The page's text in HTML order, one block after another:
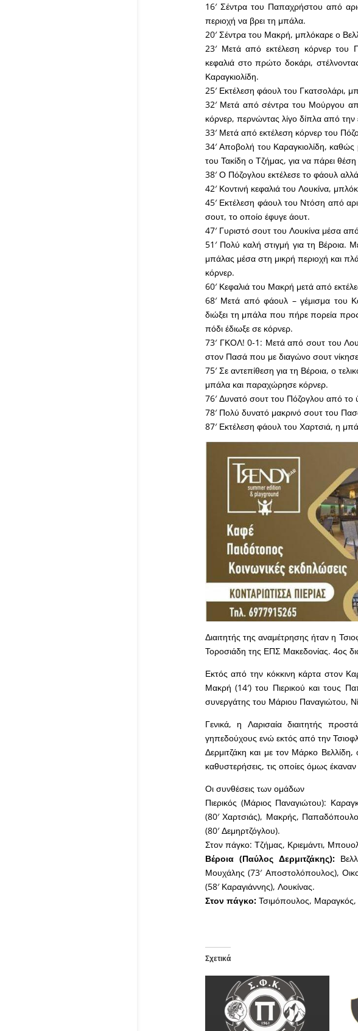
16′ Σέντρα του Παπαχρήστου από
περιοχή να βρει τη μπάλα.
20′ Σέντρα του Μακρή, μπλόκαρε ο
23′ Μετά από εκτέλεση κόρνερ του
κεφαλιά στο πρώτο δοκάρι,
Καραγκιολίδη.
25′ Εκτέλεση φάουλ του Γκατσολάρι,
32′ Μετά από σέντρα του Μούργου
κόρνερ, περνώντας λίγο δίπλα από την
33′ Μετά από εκτέλεση κόρνερ του
34′ Αποβολή του Καραγκιολίδη,
του Τακίδη ο Τζήμας, για να πάρει
38′ Ο Πόζογλου εκτέλεσε το φάουλ
42′ Κοντινή κεφαλιά του Λουκίνα,
45′ Εκτέλεση φάουλ του Ντόση από
σουτ, το οποίο έφυγε άουτ.
47′ Γυριστό σουτ του Λουκίνα μέσα
51′ Πολύ καλή στιγμή για τη Βέροια.
μπάλας μέσα στη μικρή περιοχή και
κόρνερ.
60′ Κεφαλιά του Μακρή μετά από
68′ Μετά από φάουλ – γέμισμα του
διώξει τη μπάλα που πήρε πορεία
πόδι έδιωξε σε κόρνερ.
73′ ΓΚΟΛ! 0-1: Μετά από σουτ του
στον Πασά που με διαγώνο σουτ
75′ Σε αντεπίθεση για τη Βέροια, ο
μπάλα και παραχώρησε κόρνερ.
76′ Δυνατό σουτ του Πόζογλου από
78′ Πολύ δυνατό μακρινό σουτ του
87′ Εκτέλεση φάουλ του Χαρτσιά, η
Διαιτητής της αναμέτρησης ήταν η
Τοροσιάδη της ΕΠΣ Μακεδονίας. 4ος
Εκτός από την κόκκινη κάρτα στον
Μακρή (14′) του Πιερικού και τους
συνεργάτης του Μάριου Παναγιώτου,
Γενικά, η Λαρισαία διαιτητής
γηπεδούχους ενώ εκτός από την
Δερμιτζάκη και με τον Μάρκο Βελλίδη,
καθυστερήσεις, τις οποίες όμως έκαναν
Οι συνθέσεις των ομάδων
Πιερικός (Μάριος Παναγιώτου):
(80′ Χαρτσιάς), Μακρής,
(80′ Δεμηρτζόγλου).
Στον πάγκο: Τζήμας, Κριεμάντι,
Βέροια (Παύλος Δερμιτζάκης):
Μουχάλης (73′ Αποστολόπουλος),
(58′ Καραγιάννης), Λουκίνας.
Στον πάγκο:Τσιμόπουλος, Μαραγκός,
Σχετικά